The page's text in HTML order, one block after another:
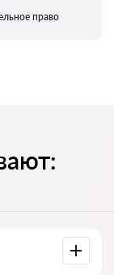
право